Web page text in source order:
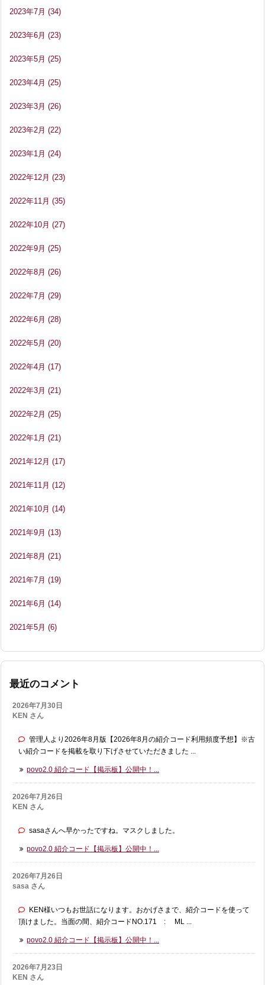
2023年7月 (34)
2023年6月 (23)
2023年5月 (25)
2023年4月 (25)
2023年3月 (26)
2023年2月 (22)
2023年1月 (24)
2022年12月 (23)
2022年11月 (35)
2022年10月 (27)
2022年9月 (25)
2022年8月 (26)
2022年7月 (29)
2022年6月 (28)
2022年5月 (20)
2022年4月 (17)
2022年3月 (21)
2022年2月 (25)
2022年1月 (21)
2021年12月 (17)
2021年11月 (12)
2021年10月 (14)
2021年9月 (13)
2021年8月 (21)
2021年7月 (19)
2021年6月 (14)
2021年5月 (6)
最近のコメント
2026年7月30日
KEN さん
管理人より2026年8月版【2026年8月の紹介コード利用頻度予想】※古
い紹介コードを掲載を取り下げさせていただきました ...
povo2.0 紹介コード【掲示板】公開中！...
2026年7月26日
KEN さん
sasaさんへ早かったですね。マスクしました。
povo2.0 紹介コード【掲示板】公開中！...
2026年7月26日
sasa さん
KEN様いつもお世話になります。おかげさまで、紹介コードを使って
頂けました。当面の間、紹介コードNO.171 : ML ...
povo2.0 紹介コード【掲示板】公開中！...
2026年7月23日
KEN さん